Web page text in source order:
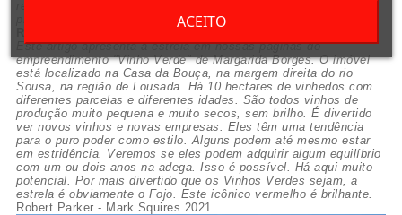
Este artigo apresenta a estréia em nossas páginas do
empreendimento "Vinho Verde" de Margarida Borges. O imóvel
está localizado na Casa da Bouça, na margem direita do rio
Sousa, na região de Lousada. Há 10 hectares de vinhedos com
diferentes parcelas e diferentes idades. São todos vinhos de
produção muito pequena e muito secos, sem brilho. É divertido
ver novos vinhos e novas empresas. Eles têm uma tendência
para o puro poder como estilo. Alguns podem até mesmo estar
em estridência. Veremos se eles podem adquirir algum equilíbrio
com um ou dois anos na adega. Isso é possível. Há aqui muito
potencial. Por mais divertido que os Vinhos Verdes sejam, a
estrela é obviamente o Fojo. Este icônico vermelho é brilhante.
Robert Parker - Mark Squires 2021
ACEITO